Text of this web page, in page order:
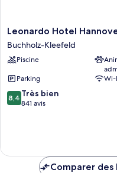
Leonardo
Hotel
Hannover
Medical
Buchholz-
Kleefeld
Leonardo Hotel
Buchholz-Kleefeld
Piscine
Parking
Wi-
8.4
sur
8,4 Très bien
841 avis
Comparer